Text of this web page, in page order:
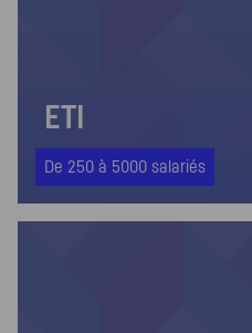
ETI
De 250 à 5000 salariés